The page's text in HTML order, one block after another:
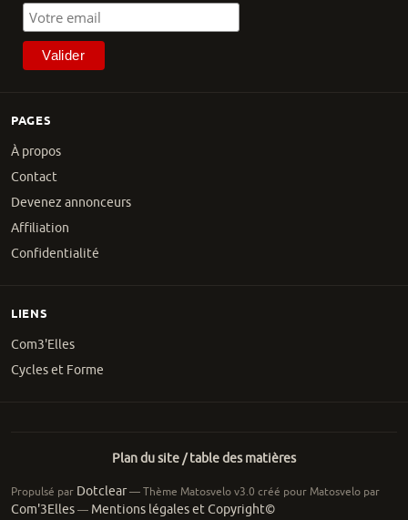
PAGES
À propos
Contact
Devenez annonceurs
Affiliation
Confidentialité
LIENS
Com3'Elles
Cycles et Forme
Plan du site / table des matières
Propulsé par Dotclear— Thème Matosvelo v3.0 créé pour Matosvelo par
Com'3Elles— Mentions légales et Copyright©